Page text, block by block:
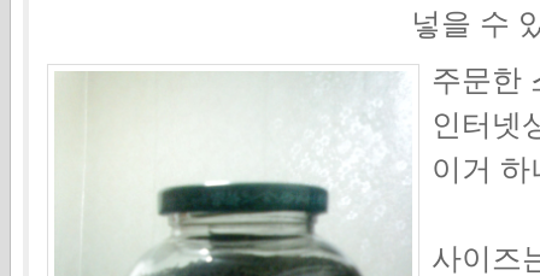
넣을 수
주문한
인터넷
이거
사이즈